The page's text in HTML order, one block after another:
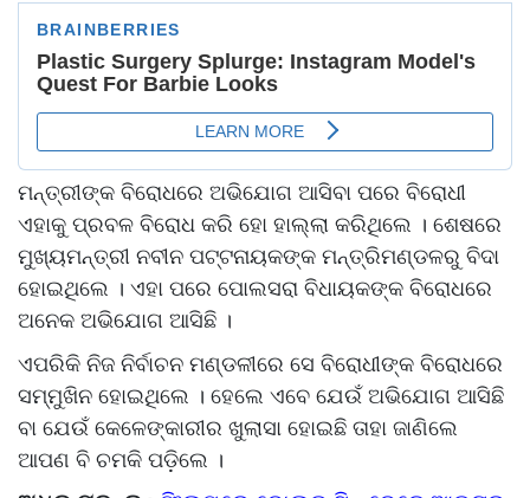
ମନ୍ତ୍ରୀଙ୍କ ବିରୋଧରେ ଅଭିଯୋଗ ଆସିବା ପରେ ବିରୋଧୀ
ଏହାକୁ ପ୍ରବଳ ବିରୋଧ କରି ହୋ ହାଲ୍ଲା କରିଥିଲେ । ଶେଷରେ
ମୁଖ୍ୟମନ୍ତ୍ରୀ ନବୀନ ପଟ୍ଟନାୟକଙ୍କ ମନ୍ତ୍ରିମଣ୍ଡଳରୁ ବିଦା
ହୋଇଥିଲେ । ଏହା ପରେ ପୋଲସରା ବିଧାୟକଙ୍କ ବିରୋଧରେ
ଅନେକ ଅଭିଯୋଗ ଆସିଛି ।
ଏପରିକି ନିଜ ନିର୍ବାଚନ ମଣ୍ଡଳୀରେ ସେ ବିରୋଧୀଙ୍କ ବିରୋଧରେ
ସମ୍ମୁଖିନ ହୋଇଥିଲେ । ହେଲେ ଏବେ ଯେଉଁ ଅଭିଯୋଗ ଆସିଛି
ବା ଯେଉଁ କେଳେଙ୍କାରୀର ଖୁଲାସା ହୋଇଛି ତାହା ଜାଣିଲେ
ଆପଣ ବି ଚମକି ପଡ଼ିଲେ ।